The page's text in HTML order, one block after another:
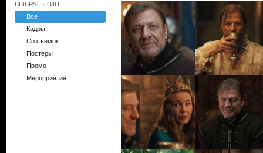
ВЫБРАТЬ ТИП:
Все
Кадры
Со съемок
Постеры
Промо
Мероприятия